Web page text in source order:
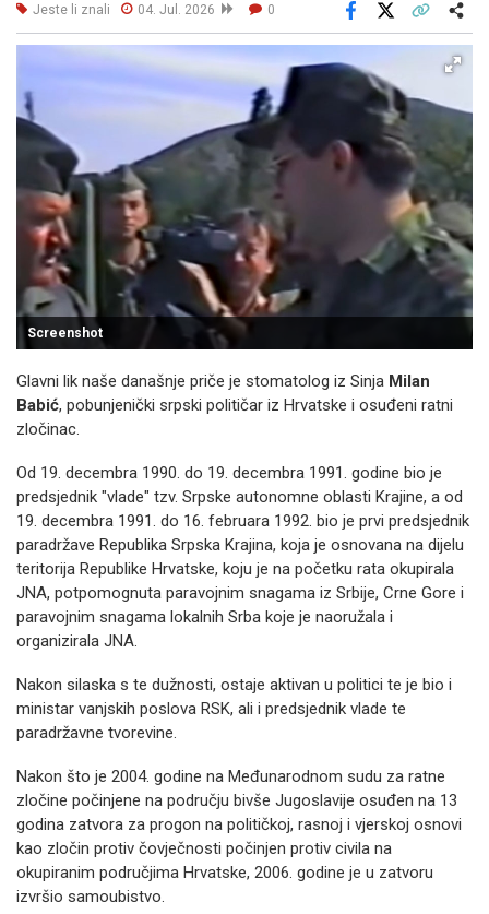
Jeste li znali 04. Jul. 2026 0
Facebook
Screenshot
Glavni lik naše današnje priče je stomatolog iz Sinja Milan
Babić, pobunjenički srpski političar iz Hrvatske i osuđeni ratni
zločinac.
Od 19. decembra 1990. do 19. decembra 1991. godine bio je
predsjednik "vlade" tzv. Srpske autonomne oblasti Krajine, a od
19. decembra 1991. do 16. februara 1992. bio je prvi predsjednik
paradržave Republika Srpska Krajina, koja je osnovana na dijelu
teritorija Republike Hrvatske, koju je na početku rata okupirala
JNA, potpomognuta paravojnim snagama iz Srbije, Crne Gore i
paravojnim snagama lokalnih Srba koje je naoružala i
organizirala JNA.
Nakon silaska s te dužnosti, ostaje aktivan u politici te je bio i
ministar vanjskih poslova RSK, ali i predsjednik vlade te
paradržavne tvorevine.
Nakon što je 2004. godine na Međunarodnom sudu za ratne
zločine počinjene na području bivše Jugoslavije osuđen na 13
godina zatvora za progon na političkoj, rasnoj i vjerskoj osnovi
kao zločin protiv čovječnosti počinjen protiv civila na
okupiranim područjima Hrvatske, 2006. godine je u zatvoru
izvršio samoubistvo.